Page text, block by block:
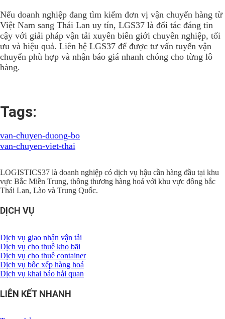
Nếu doanh nghiệp đang tìm kiếm đơn vị vận chuyển hàng từ
Việt Nam sang Thái Lan uy tín, LGS37 là đối tác đáng tin
cậy với giải pháp vận tải xuyên biên giới chuyên nghiệp, tối
ưu và hiệu quả. Liên hệ LGS37 để được tư vấn tuyến vận
chuyển phù hợp và nhận báo giá nhanh chóng cho từng lô
hàng.
Tags:
van-chuyen-duong-bo
van-chuyen-viet-thai
LOGISTICS37 là doanh nghiệp có dịch vụ hậu cần hàng đầu tại khu
vực Bắc Miền Trung, thông thương hàng hoá với khu vực đông bắc
Thái Lan, Lào và Trung Quốc.
DỊCH VỤ
Dịch vụ giao nhận vận tải
Dịch vụ cho thuê kho bãi
Dịch vụ cho thuê container
Dịch vụ bốc xếp hàng hoá
Dịch vụ khai báo hải quan
LIÊN KẾT NHANH